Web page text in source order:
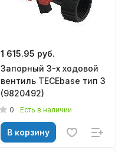
1 615.95 руб.
Запорный 3-х ходовой
вентиль TECEbase тип 3
(9820492)
0 Есть в наличии
В корзину